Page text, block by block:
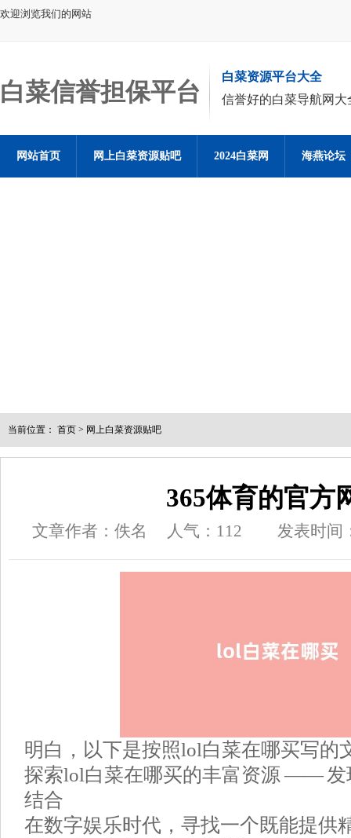
欢迎浏览我们的网站
白菜信誉担保平台
白菜资源平台大全
信誉好的白菜导航网大
网站首页 网上白菜资源贴吧 2024白菜网 海燕论坛
当前位置： 首页 > 网上白菜资源贴吧
365体育的官方
文章作者：佚名 人气： 112 发表时间
明白，以下是按照lol白菜在哪买写的
探索lol白菜在哪买的丰富资源 —— 发
结合
在数字娱乐时代，寻找一个既能提供